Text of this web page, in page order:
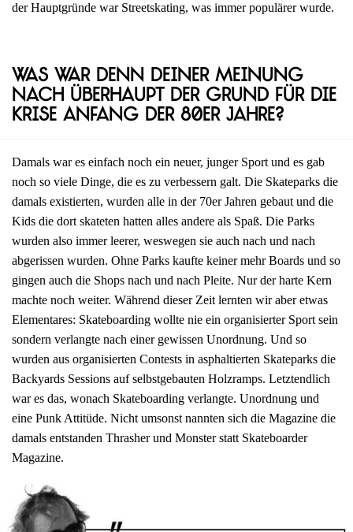
der Hauptgründe war Streetskating, was immer populärer wurde.
Was war denn deiner Meinung
nach überhaupt der Grund für die
Krise Anfang der 80er Jahre?
Damals war es einfach noch ein neuer, junger Sport und es gab
noch so viele Dinge, die es zu verbessern galt. Die Skateparks die
damals existierten, wurden alle in der 70er Jahren gebaut und die
Kids die dort skateten hatten alles andere als Spaß. Die Parks
wurden also immer leerer, weswegen sie auch nach und nach
abgerissen wurden. Ohne Parks kaufte keiner mehr Boards und so
gingen auch die Shops nach und nach Pleite. Nur der harte Kern
machte noch weiter. Während dieser Zeit lernten wir aber etwas
Elementares: Skateboarding wollte nie ein organisierter Sport sein
sondern verlangte nach einer gewissen Unordnung. Und so
wurden aus organisierten Contests in asphaltierten Skateparks die
Backyards Sessions auf selbstgebauten Holzramps. Letztendlich
war es das, wonach Skateboarding verlangte. Unordnung und
eine Punk Attitüde. Nicht umsonst nannten sich die Magazine die
damals entstanden Thrasher und Monster statt Skateboarder
Magazine.